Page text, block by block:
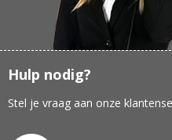
Hulp nodig?
Stel je vraag aan onze